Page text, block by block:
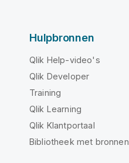
Hulpbronnen
Qlik Help-video's
Qlik Developer
Training
Qlik Learning
Qlik Klantportaal
Bibliotheek met bronnen